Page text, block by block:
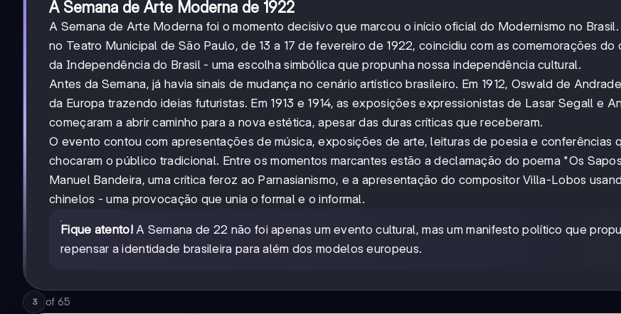
A Semana de Arte Moderna de 1922
A Semana de Arte Moderna foi o momento decisivo que marcou o início oficial do Modernismo no
no Teatro Municipal de São Paulo, de 13 a 17 de fevereiro de 1922, coincidiu com as comemorações do
da Independência do Brasil - uma escolha simbólica que propunha nossa independência cultural.
Antes da Semana, já havia sinais de mudança no cenário artístico brasileiro. Em 1912, Oswald de
da Europa trazendo ideias futuristas. Em 1913 e 1914, as exposições expressionistas de Lasar Segall e
começaram a abrir caminho para a nova estética, apesar das duras críticas que receberam.
O evento contou com apresentações de música, exposições de arte, leituras de poesia e conferências
chocaram o público tradicional. Entre os momentos marcantes estão a declamação do poema "Os
Manuel Bandeira, uma crítica feroz ao Parnasianismo, e a apresentação do compositor Villa-Lobos
chinelos - uma provocação que unia o formal e o informal.
Fique atento!A Semana de 22 não foi apenas um evento cultural, mas um manifesto político que
repensar a identidade brasileira para além dos modelos europeus.
3 of 65